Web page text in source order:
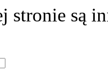
stronie są